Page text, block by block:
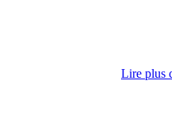
Lire plus